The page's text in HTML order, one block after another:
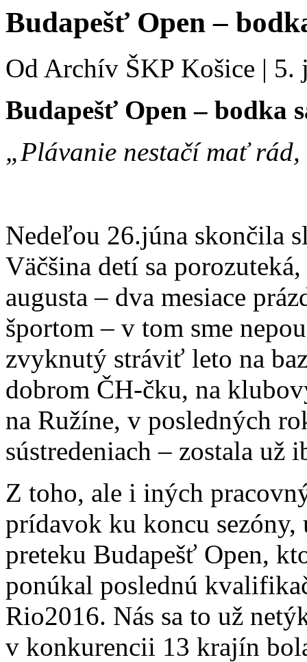
Budapešť Open –
Od Archív ŠKP Košice | 5.
Budapešť Open – bodka
„Plávanie nestačí mať
Nedeľou 26.júna skončila
Väčšina detí sa
augusta – dva mesiace
športom – v tom sme
zvyknutý stráviť leto na
dobrom ČH-čku, na
na Ružíne, v posledných
sústredeniach – zostala už
Z toho, ale i iných
prídavok ku koncu
preteku Budapešť Open,
ponúkal poslednú
Rio2016. Nás sa to už
v konkurencii 13 krajín